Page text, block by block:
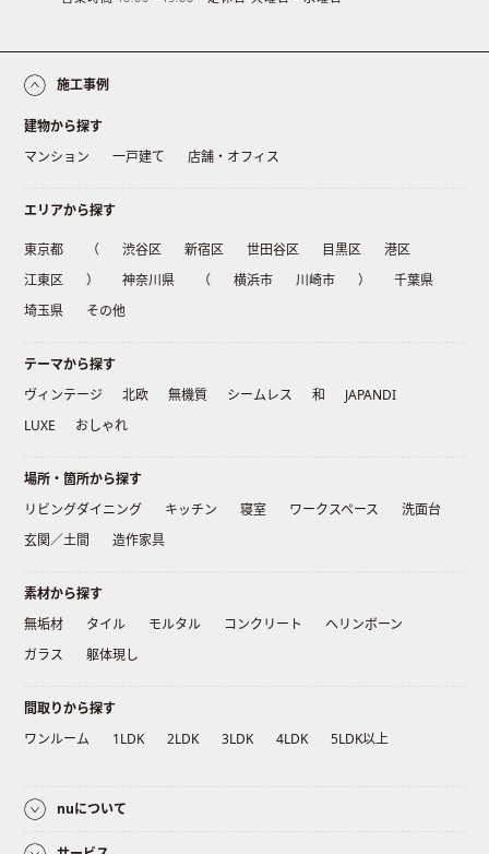
施工事例
建物から探す
マンション
一戸建て 店舗・オフィス
エリアから探す
東京都 （ 渋谷区 新宿区 世田谷区 目黒区
港区
江東区
） 神奈川県 （ 横浜市 川崎市 ）
千葉県
埼玉県
その他
テーマから探す
ヴィンテージ
北欧 無機質 シームレス 和
JAPANDI
LUXE
おしゃれ
場所・箇所から探す
リビングダイニング
キッチン 寝室 ワークスペース
洗面台
玄関／土間
造作家具
素材から探す
無垢材
タイル モルタル コンクリート
ヘリンボーン
ガラス
躯体現し
間取りから探す
ワンルーム
1LDK 2LDK 3LDK 4LDK 5LDK以上
nuについて